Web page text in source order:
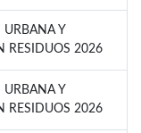
URBANA Y
RESIDUOS 2026
URBANA Y
RESIDUOS 2026